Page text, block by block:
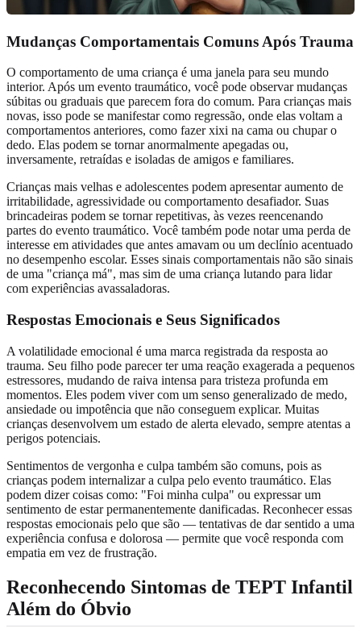
Mudanças Comportamentais Comuns Após Trauma
O comportamento de uma criança é uma janela para seu mundo
interior. Após um evento traumático, você pode observar mudanças
súbitas ou graduais que parecem fora do comum. Para crianças mais
novas, isso pode se manifestar como regressão, onde elas voltam a
comportamentos anteriores, como fazer xixi na cama ou chupar o
dedo. Elas podem se tornar anormalmente apegadas ou,
inversamente, retraídas e isoladas de amigos e familiares.
Crianças mais velhas e adolescentes podem apresentar aumento de
irritabilidade, agressividade ou comportamento desafiador. Suas
brincadeiras podem se tornar repetitivas, às vezes reencenando
partes do evento traumático. Você também pode notar uma perda de
interesse em atividades que antes amavam ou um declínio acentuado
no desempenho escolar. Esses sinais comportamentais não são sinais
de uma "criança má", mas sim de uma criança lutando para lidar
com experiências avassaladoras.
Respostas Emocionais e Seus Significados
A volatilidade emocional é uma marca registrada da resposta ao
trauma. Seu filho pode parecer ter uma reação exagerada a pequenos
estressores, mudando de raiva intensa para tristeza profunda em
momentos. Eles podem viver com um senso generalizado de medo,
ansiedade ou impotência que não conseguem explicar. Muitas
crianças desenvolvem um estado de alerta elevado, sempre atentas a
perigos potenciais.
Sentimentos de vergonha e culpa também são comuns, pois as
crianças podem internalizar a culpa pelo evento traumático. Elas
podem dizer coisas como: "Foi minha culpa" ou expressar um
sentimento de estar permanentemente danificadas. Reconhecer essas
respostas emocionais pelo que são — tentativas de dar sentido a uma
experiência confusa e dolorosa — permite que você responda com
empatia em vez de frustração.
Reconhecendo Sintomas de TEPT Infantil
Além do Óbvio